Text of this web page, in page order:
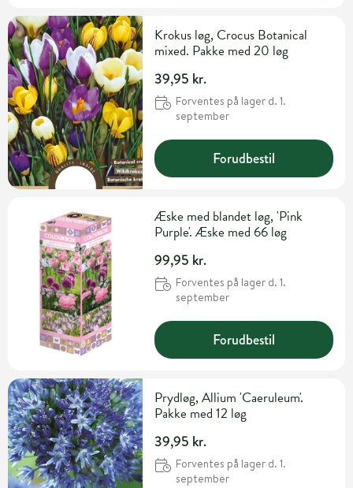
Krokus løg, Crocus Botanical
mixed. Pakke med 20 løg
39,95 kr.
Forventes på lager d. 1.
september
Forudbestil
Æske med blandet løg, 'Pink
Purple'. Æske med 66 løg
99,95 kr.
Forventes på lager d. 1.
september
Forudbestil
Prydløg, Allium 'Caeruleum'.
Pakke med 12 løg
39,95 kr.
Forventes på lager d. 1.
september